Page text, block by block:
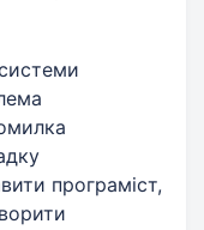
програміст,